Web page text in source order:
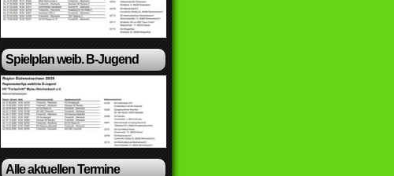
Spielplan weib. B-Jugend
Alle aktuellen Termine